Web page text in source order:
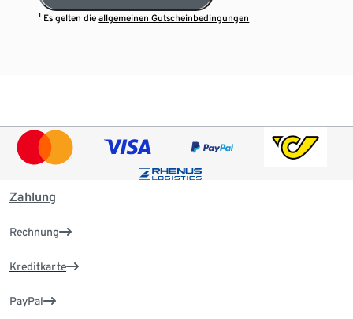
¹ Es gelten dieallgemeinen Gutscheinbedingungen
Zahlung
Rechnung
Kreditkarte
PayPal